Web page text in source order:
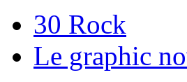
30 Rock
Le graphic